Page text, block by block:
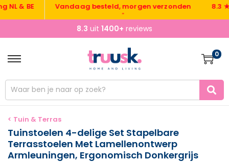
BE Vandaag besteld, morgen verzonden 8.3 ★ uit
8.3 uit 1400+ reviews
0
< Tuin & Terras
Tuinstoelen 4-delige Set Stapelbare
Terrasstoelen Met Lamellenontwerp
Armleuningen, Ergonomisch Donkergrijs